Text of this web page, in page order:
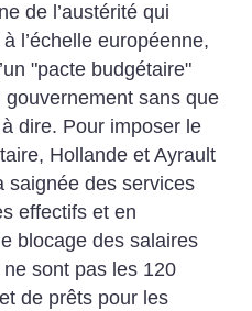
de l’austérité qui
l’échelle européenne,
"pacte budgétaire"
sans que
dire. Pour imposer le
Hollande et Ayrault
saignée des services
effectifs et en
blocage des salaires
sont pas les 120
de prêts pour les